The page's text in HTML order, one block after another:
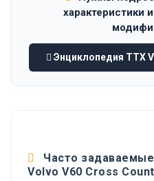
характеристики
Энциклопедия ТТХ
Часто
Volvo V60 Cross